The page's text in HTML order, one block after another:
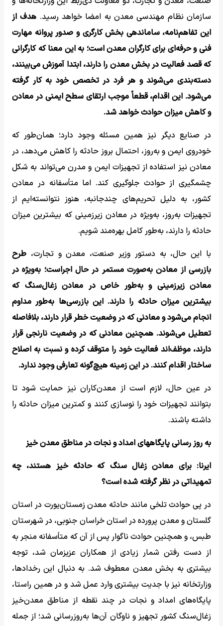
سازمان نظام مهندسی معدن به امضا خواهد رسید. هدف از
این تفاهم‌نامه، ساماندهی بخش کارگری و صدور پروانه مهارت
فنی و حرفه‌ای برای کارگران معدن است؛ به این معنا که کارگرانی
که قصد فعالیت در بخش معدن را دارند، ابتدا آموزش می‌بینند،
دسته‌بندی می‌شوند و هر فرد در تخصص خود به کار گرفته
می‌شود. این اقدام، قطعاً موجب ارتقای سطح ایمنی در معادن
و کاهش میزان حوادث خواهد شد.
در صنایع دیگر نیز همین مسئله وجود دارد؛ همان‌طور که
خودروی ایمن و به‌روز، احتمال بروز حادثه را کاهش می‌دهد، در
معادن نیز استفاده از تجهیزات ایمن و مدرن می‌تواند به شکل
چشمگیری از حوادث جلوگیری کند. اما متأسفانه در معادن
کشور، به دلیل تحریم‌های چندجانبه، هنوز نتوانسته‌ایم از
تجهیزات به‌روز، به‌ویژه در معادن زیرزمینی که بیشترین میزان
حادثه را دارند، به‌طور کامل بهره‌مند شویم.
با این حال، به دستور وزیر صنعت، معدن و تجارت، طرح
بازرسی از معادن به‌صورت مستمر در حال اجراست؛ به‌ویژه در
معادن زیرزمینی و به‌طور خاص در معادن زغال‌سنگ که
بیشترین میزان حادثه را دارند. این بازرسی‌ها به‌طور مداوم
انجام می‌شود و معادنی که در وضعیت خطر قرار دارند، بلافاصله
تعطیل می‌شوند. همچنین معادنی که در وضعیت نارنجی قرار
دارند، موظف‌اند فعالیت خود را متوقف کرده و نسبت به اصلاح
ساختار اقدام کنند. در این زمینه هیچ‌گونه تعارفی وجود ندارد.
در عین حال، لازم است از معدن‌کاران نیز حمایت شود تا
بتوانند تجهیزات خود را نوسازی کنند و کمترین میزان حادثه را
داشته باشند.
به روز رسانی پایگاههای امداد و نجات در مناطق معدن خیز
ایرنا: برای معادن زغال سنگ که حادثه خیز هستند، چه
تمهیداتی در نظر گرفته شده است؟
در پی حوادث تلخی مانند حادثه معدن زمستان‌یورت در استان
گلستان و معدن پرورده در استان خراسان جنوبی، در شهرستان
طبس، و همچنین حوادث ناگوار پس از آن که متأسفانه منجر به
از دست رفتن شمار زیادی از همکاران عزیزمان شد، توجه
بیشتری به بخش معدن معطوف شد. به دنبال این رخدادها،
وزارتخانه نیز با جدیت بیشتری وارد عمل شد و در همین راستا،
پایگاه‌های امداد و نجات در چند نقطه از مناطق معدن‌خیز
زغال‌سنگ کشور تجهیز و ناوگان آن‌ها به‌روزرسانی شد؛ از جمله